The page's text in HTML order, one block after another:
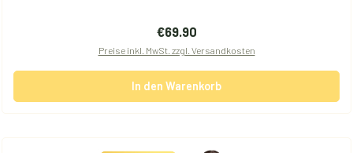
Regulärer Preis:
€69.90
Preise inkl. MwSt. zzgl. Versandkosten
In den Warenkorb